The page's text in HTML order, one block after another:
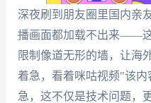
深夜刷到朋友圈里国内亲
播画面都加载不出来——
限制像道无形的墙，让海
着急，看着咪咕视频"该内
急，这不仅是技术问题，